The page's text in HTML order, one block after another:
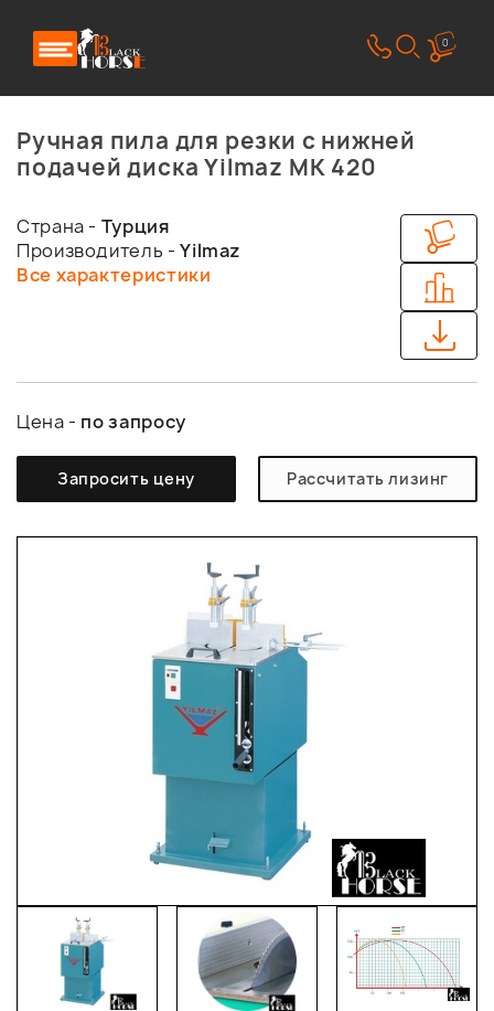
0
Ручная пила для резки с нижней
подачей диска Yilmaz MK 420
Страна - Турция
Производитель -Yilmaz
Все характеристики
Цена - по запросу
Запросить цену Рассчитать лизинг